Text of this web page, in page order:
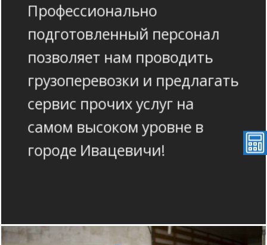
Профессионально
подготовленный персонал
позволяет нам проводить
грузоперевозки и предлагать
сервис прочих услуг на
самом высоком уровне в
городе Ивацевичи!